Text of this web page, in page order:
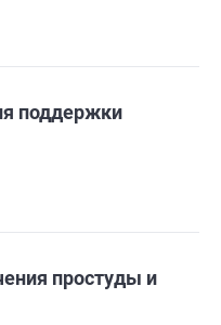
поддержки
простуды и